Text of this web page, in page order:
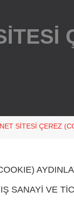
SİTESİ ÇEREZ
SANAYİ VE